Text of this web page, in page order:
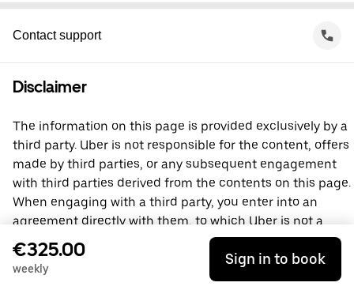
Contact support
Disclaimer
The information on this page is provided exclusively by a
third party. Uber is not responsible for the content, offers
made by third parties, or any subsequent engagement
with third parties derived from the contents on this page.
When engaging with a third party, you enter into an
agreement directly with them, to which Uber is not a
party. For questions, please contact the third party
directly.
€325.00
weekly
Sign in to book